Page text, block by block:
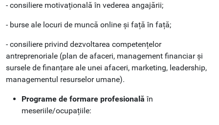
- consiliere motivațională în vederea angajării;
- burse ale locuri de muncă online și față în față;
- consiliere privind dezvoltarea competențelor
antreprenoriale (plan de afaceri, management financiar și
sursele de finanțare ale unei afaceri, marketing, leadership,
managementul resurselor umane).
Programe de formare profesionalăîn
meseriile/ocupațiile: